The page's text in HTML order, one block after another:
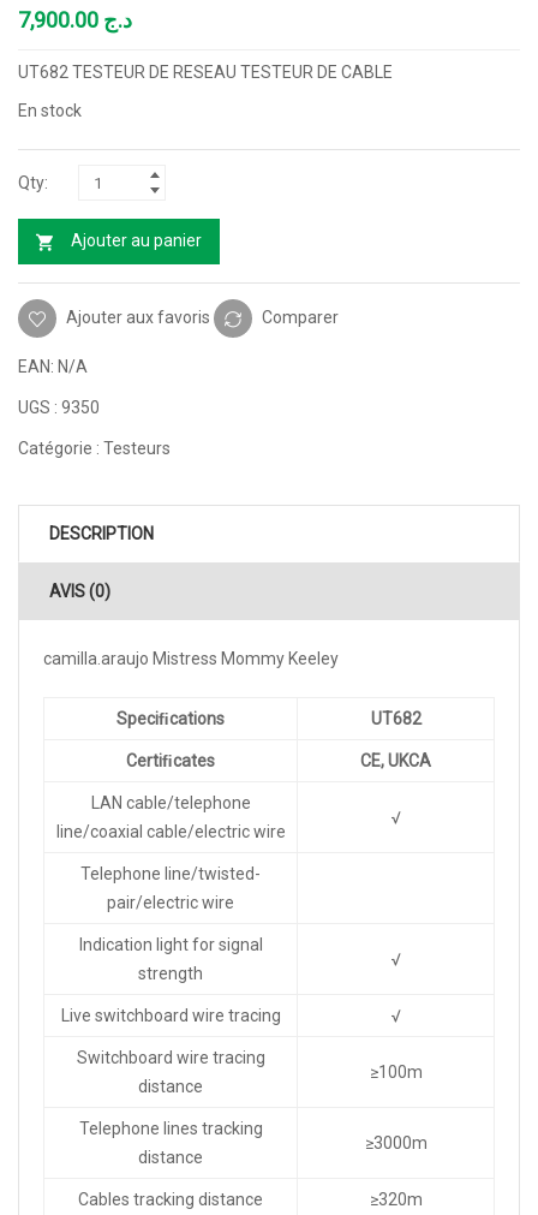
د.ج
UT682 TESTEUR DE RESEAU TESTEUR DE CABLE
En stock
Ajouter au panier
Ajouter aux favoris Comparer
EAN: N/A
UGS : 9350
Catégorie : Testeurs
DESCRIPTION
AVIS (0)
camilla.araujo Mistress Mommy Keeley
Speciﬁcations UT682
Certiﬁcates CE, UKCA
LAN cable/telephone
line/coaxial cable/electric wire
√
Telephone line/twisted-
pair/electric wire
Indication light for signal
strength
√
Live switchboard wire tracing √
Switchboard wire tracing
distance
≥100m
Telephone lines tracking
distance
≥3000m
Cables tracking distance ≥320m